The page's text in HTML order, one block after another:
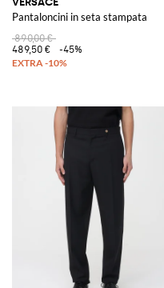
Pantaloncini in seta stampata
890,00 €
489,50 €
-45%